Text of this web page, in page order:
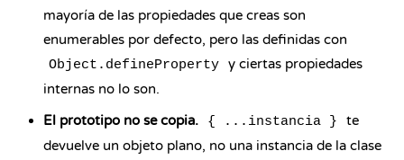
mayoría de las propiedades que creas son
enumerables por defecto, pero las definidas con
Object.defineProperty y ciertas propiedades
internas no lo son.
El prototipo no se copia.
{ ...instancia }
te
devuelve un objeto plano, no una instancia de la clase